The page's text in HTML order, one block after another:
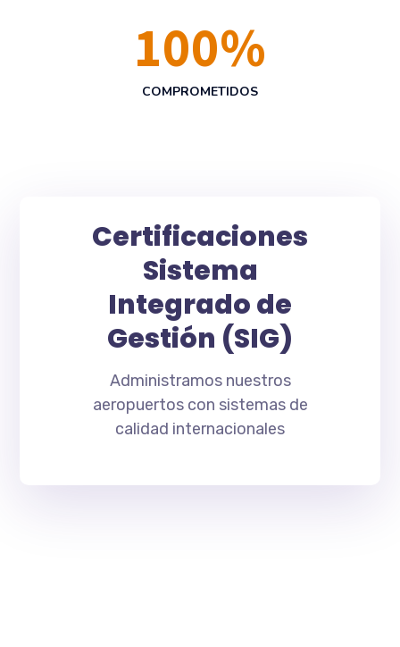
100%
COMPROMETIDOS
Certificaciones
Sistema
Integrado de
Gestión (SIG)
Administramos nuestros
aeropuertos con sistemas de
calidad internacionales